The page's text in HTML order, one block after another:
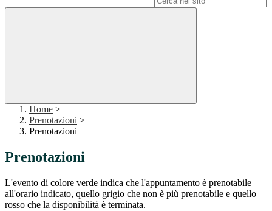
Home >
Prenotazioni >
Prenotazioni
Prenotazioni
L'evento di colore verde indica che l'appuntamento è prenotabile
all'orario indicato, quello grigio che non è più prenotabile e quello
rosso che la disponibilità è terminata.